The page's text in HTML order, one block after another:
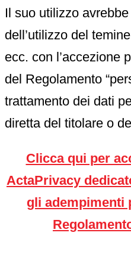
Il suo utilizzo
dell’utilizzo del
ecc. con l’accezione
del Regolamento
trattamento dei dati
diretta del titolare o
Clicca qui per
ActaPrivacy
gli adempimenti